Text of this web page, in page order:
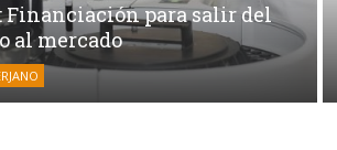
Financiación para salir del
al mercado